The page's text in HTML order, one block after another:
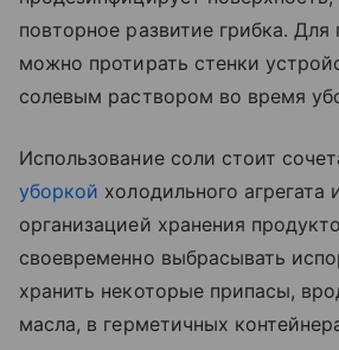
повторное развитие грибка.
можно протирать стенки
солевым раствором во время
Использование соли стоит
уборкой холодильного агрегата
организацией хранения
своевременно выбрасывать
хранить некоторые припасы,
масла, в герметичных